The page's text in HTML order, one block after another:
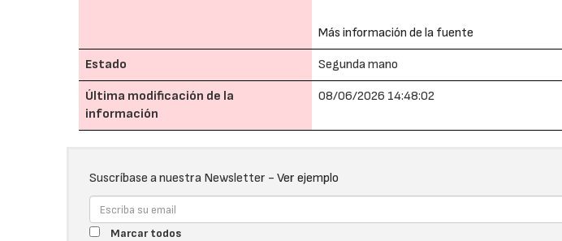
Más información de la fuente
Estado Segunda mano
Última modificación de la
información
08/06/2026 14:48:02
Suscríbase a nuestra Newsletter -Ver ejemplo
Marcar todos